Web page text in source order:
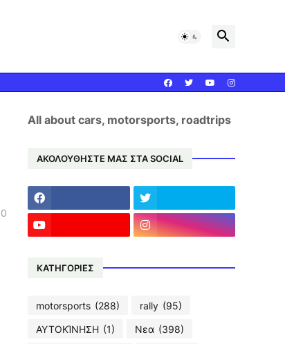
0
All about cars, motorsports, roadtrips
ΑΚΟΛΟΥΘΗΣΤΕ ΜΑΣ ΣΤΑ SOCIAL
ΚΑΤΗΓΟΡΙΕΣ
motorsports (288) rally (95)
ΑΥΤΟΚΊΝΗΣΗ (1) Νεα (398)